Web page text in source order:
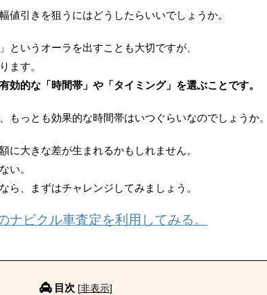
値引きを狙うにはどうしたらいいでしょうか。
というオーラを出すことも大切ですが、
ます。
効的な「時間帯」や「タイミング」を選ぶことです。
もっとも効果的な時間帯はいつぐらいなのでしょうか。
に大きな差が生まれるかもしれません。
い。
ら、まずはチャレンジしてみましょう。
ナビクル車査定を利用してみる。
目次 [非表示]